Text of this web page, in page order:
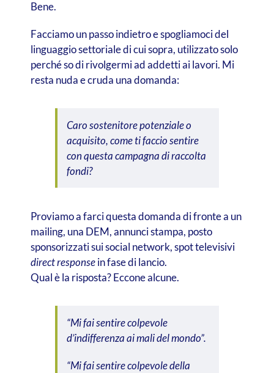
Bene.
Facciamo un passo indietro e spogliamoci del
linguaggio settoriale di cui sopra, utilizzato solo
perché so di rivolgermi ad addetti ai lavori. Mi
resta nuda e cruda una domanda:
Caro sostenitore potenziale o
acquisito, come ti faccio sentire
con questa campagna di raccolta
fondi?
Proviamo a farci questa domanda di fronte a un
mailing, una DEM, annunci stampa, posto
sponsorizzati sui social network, spot televisivi
direct responsein fase di lancio.
Qual è la risposta? Eccone alcune.
“Mi fai sentire colpevole
d’indifferenza ai mali del mondo”.
“Mi fai sentire colpevole della